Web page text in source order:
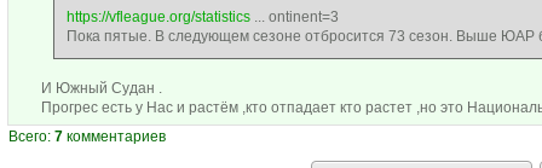
https://vfleague.org/statistics... ontinent=3
Пока пятые. В следующем сезоне отбросится 73 сезон. Выше ЮАР
И Южный Судан .
Прогрес есть у Нас и растём ,кто отпадает кто растет ,но это
Всего: 7 комментариев